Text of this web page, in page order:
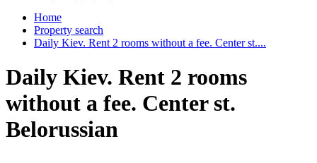
Home
Property search
Daily Kiev. Rent 2 rooms without a fee. Center st....
Daily Kiev. Rent 2 rooms
without a fee. Center st.
Belorussian